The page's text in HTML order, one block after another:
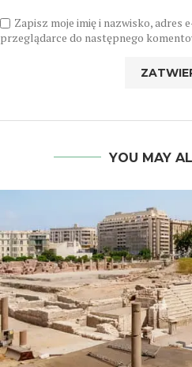
Zapisz moje imię i nazwisko, adres
przeglądarce do następnego
YOU MAY